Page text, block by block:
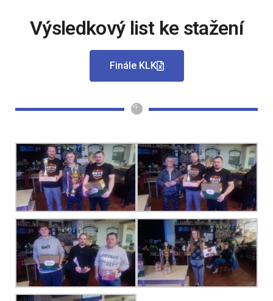
Výsledkový list ke stažení
Finále KLK